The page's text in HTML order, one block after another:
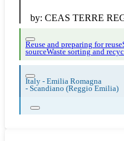
by: CEAS TERRE
Reuse and preparing for reuse
sourceWaste sorting and
Italy - Emilia Romagna
- Scandiano (Reggio Emilia)